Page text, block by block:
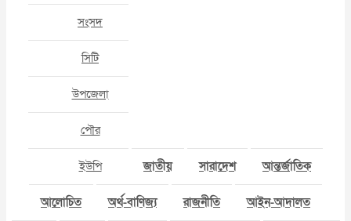
সংসদ
সিটি
উপজেলা
পৌর
ইউপি জাতীয় সারাদেশ আন্তর্জাতিক
আলোচিত অর্থ-বাণিজ্য রাজনীতি আইন-আদালত